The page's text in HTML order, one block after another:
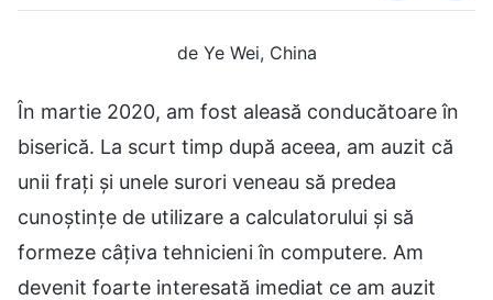
de Ye Wei, China
În martie 2020, am fost aleasă conducătoare în
biserică. La scurt timp după aceea, am auzit că
unii frați și unele surori veneau să predea
cunoștințe de utilizare a calculatorului și să
formeze câțiva tehnicieni în computere. Am
devenit foarte interesată imediat ce am auzit